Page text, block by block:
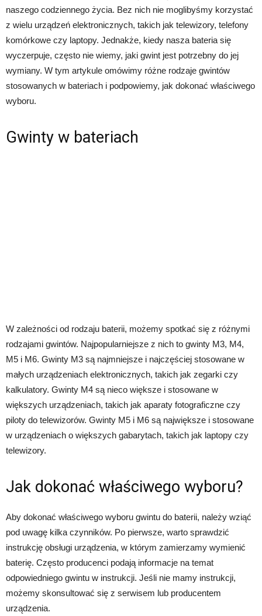
naszego codziennego życia. Bez nich nie moglibyśmy korzystać
z wielu urządzeń elektronicznych, takich jak telewizory, telefony
komórkowe czy laptopy. Jednakże, kiedy nasza bateria się
wyczerpuje, często nie wiemy, jaki gwint jest potrzebny do jej
wymiany. W tym artykule omówimy różne rodzaje gwintów
stosowanych w bateriach i podpowiemy, jak dokonać właściwego
wyboru.
Gwinty w bateriach
W zależności od rodzaju baterii, możemy spotkać się z różnymi
rodzajami gwintów. Najpopularniejsze z nich to gwinty M3, M4,
M5 i M6. Gwinty M3 są najmniejsze i najczęściej stosowane w
małych urządzeniach elektronicznych, takich jak zegarki czy
kalkulatory. Gwinty M4 są nieco większe i stosowane w
większych urządzeniach, takich jak aparaty fotograficzne czy
piloty do telewizorów. Gwinty M5 i M6 są największe i stosowane
w urządzeniach o większych gabarytach, takich jak laptopy czy
telewizory.
Jak dokonać właściwego wyboru?
Aby dokonać właściwego wyboru gwintu do baterii, należy wziąć
pod uwagę kilka czynników. Po pierwsze, warto sprawdzić
instrukcję obsługi urządzenia, w którym zamierzamy wymienić
baterię. Często producenci podają informacje na temat
odpowiedniego gwintu w instrukcji. Jeśli nie mamy instrukcji,
możemy skonsultować się z serwisem lub producentem
urządzenia.